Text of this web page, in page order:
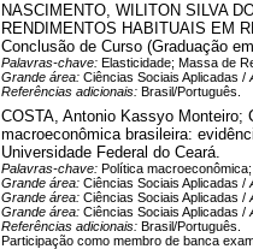
NASCIMENTO, WILITON SILVA
RENDIMENTOS HABITUAIS EM
Conclusão de Curso (Graduação
Palavras-chave: Elasticidade; Massa de
Grande área: Ciências Sociais Aplicadas /
Referências adicionais: Brasil/Português.
COSTA, Antonio Kassyo Monteiro;
macroeconômica brasileira:
Universidade Federal do Ceará.
Palavras-chave: Política
Grande área: Ciências Sociais Aplicadas /
Grande área: Ciências Sociais Aplicadas /
Grande área: Ciências Sociais Aplicadas /
Referências adicionais: Brasil/Português.
Participação como membro de banca